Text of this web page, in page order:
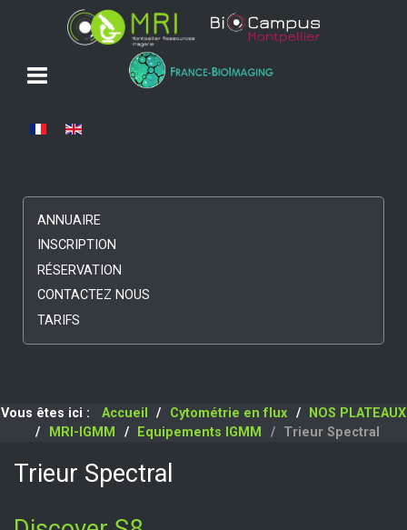
Sélectionnez votre langue
ANNUAIRE
INSCRIPTION
RÉSERVATION
CONTACTEZ NOUS
TARIFS
Vous êtes ici : Accueil Cytométrie en flux
NOS PLATEAUX
MRI-IGMM
Equipements IGMM Trieur Spectral
Trieur Spectral